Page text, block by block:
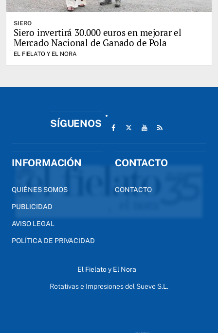
SIERO
Siero invertirá 30.000 euros en mejorar el
Mercado Nacional de Ganado de Pola
EL FIELATO Y EL NORA
SÍGUENOS
INFORMACIÓN
QUIÉNES SOMOS
PUBLICIDAD
AVISO LEGAL
POLÍTICA DE PRIVACIDAD
CONTACTO
CONTACTO
El Fielato y El Nora
Rotativas e Impresiones del Sueve S.L.